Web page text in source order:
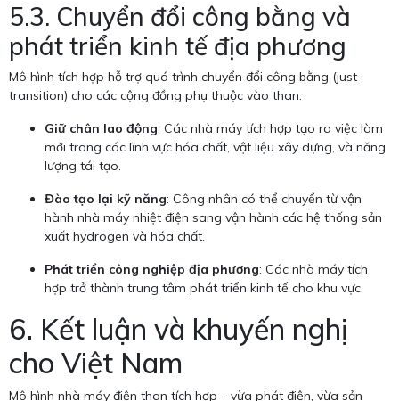
5.3. Chuyển đổi công bằng và
phát triển kinh tế địa phương
Mô hình tích hợp hỗ trợ quá trình chuyển đổi công bằng (just
transition) cho các cộng đồng phụ thuộc vào than:
Giữ chân lao động: Các nhà máy tích hợp tạo ra việc làm
mới trong các lĩnh vực hóa chất, vật liệu xây dựng, và năng
lượng tái tạo.
Đào tạo lại kỹ năng: Công nhân có thể chuyển từ vận
hành nhà máy nhiệt điện sang vận hành các hệ thống sản
xuất hydrogen và hóa chất.
Phát triển công nghiệp địa phương: Các nhà máy tích
hợp trở thành trung tâm phát triển kinh tế cho khu vực.
6. Kết luận và khuyến nghị
cho Việt Nam
Mô hình nhà máy điện than tích hợp – vừa phát điện, vừa sản